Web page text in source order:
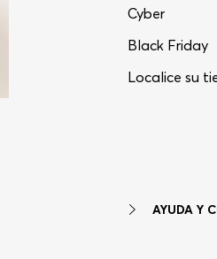
Cyber
Black Friday
Localice su
AYUDA Y